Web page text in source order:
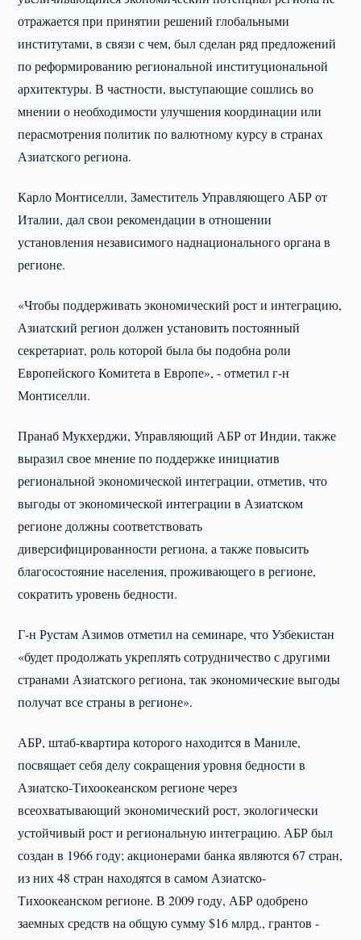
отражается при принятии решений глобальными
институтами, в связи с чем, был сделан ряд предложений
по реформированию региональной институциональной
архитектуры. В частности, выступающие сошлись во
мнении о необходимости улучшения координации или
перасмотрения политик по валютному курсу в странах
Азиатского региона.
Карло Монтиселли, Заместитель Управляющего АБР от
Италии, дал свои рекомендации в отношении
установления независимого наднационального органа в
регионе.
«Чтобы поддерживать экономический рост и интеграцию,
Азиатский регион должен установить постоянный
секретариат, роль которой была бы подобна роли
Европейского Комитета в Европе», - отметил г-н
Монтиселли.
Пранаб Мукхерджи, Управляющий АБР от Индии, также
выразил свое мнение по поддержке инициатив
региональной экономической интеграции, отметив, что
выгоды от экономической интеграции в Азиатском
регионе должны соответствовать
диверсифицированности региона, а также повысить
благосостояние населения, проживающего в регионе,
сократить уровень бедности.
Г-н Рустам Азимов отметил на семинаре, что Узбекистан
«будет продолжать укреплять сотрудничество с другими
странами Азиатского региона, так экономические выгоды
получат все страны в регионе».
АБР, штаб-квартира которого находится в Маниле,
посвящает себя делу сокращения уровня бедности в
Азиатско-Тихоокеанском регионе через
всеохватывающий экономический рост, экологически
устойчивый рост и региональную интеграцию. АБР был
создан в 1966 году; акционерами банка являются 67 стран,
из них 48 стран находятся в самом Азиатско-
Тихоокеанском регионе. В 2009 году, АБР одобрено
заемных средств на общую сумму $16 млрд., грантов -